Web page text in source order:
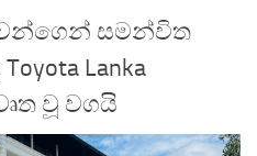
සමන්විත
Lanka
වූ වගයි